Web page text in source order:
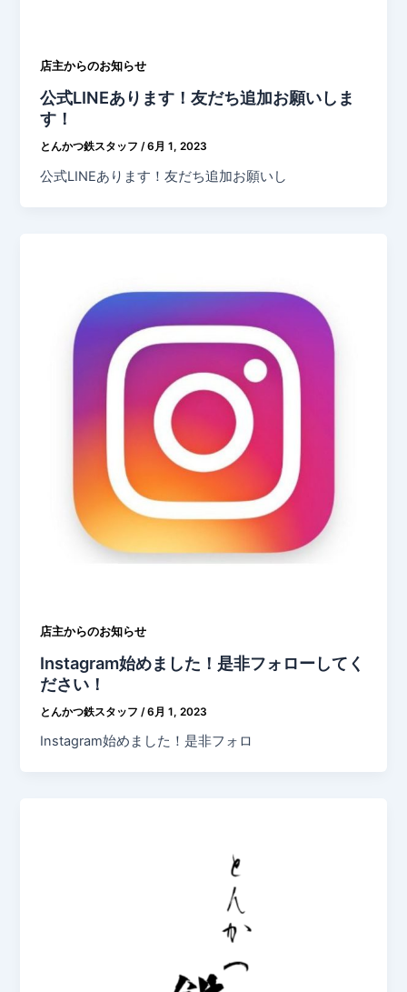
店主からのお知らせ
公式LINEあります！友だち追加お願いしま
す！
とんかつ鉄スタッフ/6月 1, 2023
公式LINEあります！友だち追加お願いし
店主からのお知らせ
Instagram始めました！是非フォローしてく
ださい！
とんかつ鉄スタッフ /6月 1, 2023
Instagram始めました！是非フォロ